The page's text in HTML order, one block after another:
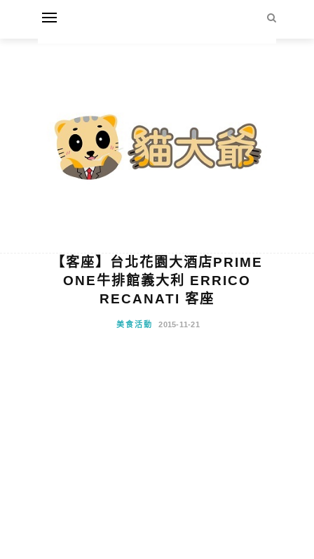
【客座】台北花園大酒店PRIME
ONE牛排館義大利 ERRICO
RECANATI 客座
美食活動 2015-11-21